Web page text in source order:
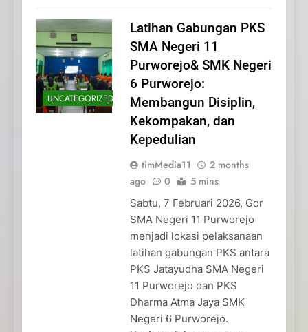
UNCATEGORIZED
Latihan Gabungan PKS
SMA Negeri 11
Purworejo& SMK Negeri
6 Purworejo:
Membangun Disiplin,
Kekompakan, dan
Kepedulian
timMedia11
2 months
ago
0 5 mins
Sabtu, 7 Februari 2026, Gor
SMA Negeri 11 Purworejo
menjadi lokasi pelaksanaan
latihan gabungan PKS antara
PKS Jatayudha SMA Negeri
11 Purworejo dan PKS
Dharma Atma Jaya SMK
Negeri 6 Purworejo.